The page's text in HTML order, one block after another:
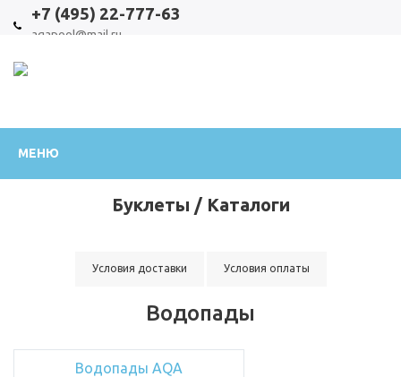
+7 (495) 22-777-63
aqapool@mail.ru
МЕНЮ
интернет-
магазин
Буклеты / Каталоги
Условия доставки Условия оплаты
Водопады
Водопады AQA